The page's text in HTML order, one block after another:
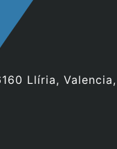
Llíria, Valencia,